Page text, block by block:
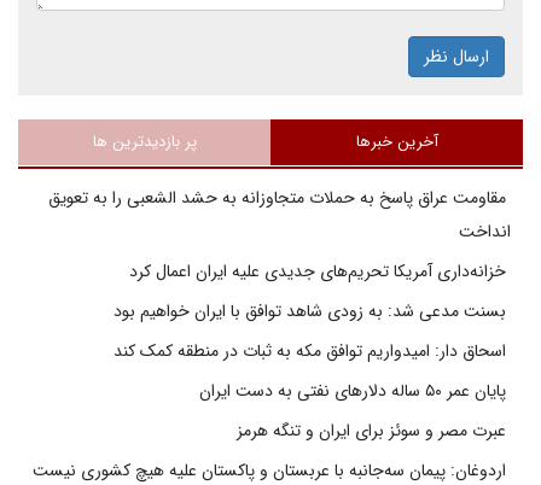
ارسال نظر
آخرین خبرها پر بازدیدترین ها
مقاومت عراق پاسخ به حملات متجاوزانه به حشد الشعبی را به تعویق
انداخت
خزانه‌داری آمریکا تحریم‌های جدیدی علیه ایران اعمال کرد
بسنت مدعی شد: به زودی شاهد توافق با ایران خواهیم بود
اسحاق دار: امیدواریم توافق مکه به ثبات در منطقه کمک کند
پایان عمر ۵۰ ساله دلارهای نفتی به دست ایران
عبرت مصر و سوئز برای ایران و تنگه هرمز
اردوغان: پیمان سه‌جانبه با عربستان و پاکستان علیه هیچ کشوری نیست